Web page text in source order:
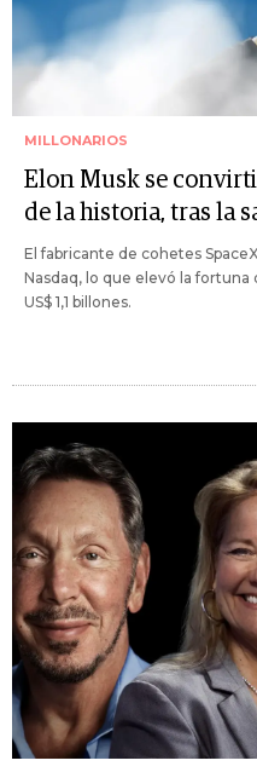
MILLONARIOS
Elon Musk se
de la historia, tras la
El fabricante de cohetes
Nasdaq, lo que elevó la fortuna
US$ 1,1 billones.